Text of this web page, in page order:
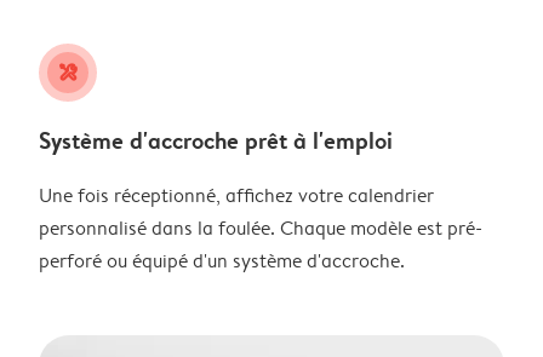
tools
Système d'accroche prêt à l'emploi
Une fois réceptionné, affichez votre calendrier
personnalisé dans la foulée. Chaque modèle est pré-
perforé ou équipé d'un système d'accroche.